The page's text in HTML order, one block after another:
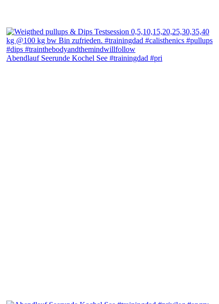
Abendlauf Seerunde Kochel See #trainingdad #pri